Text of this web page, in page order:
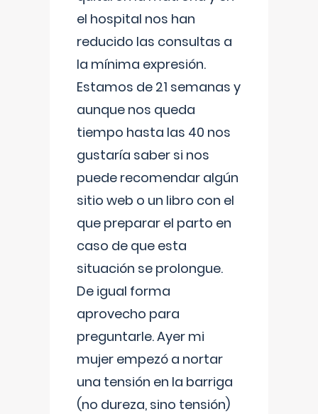
el hospital nos han
reducido las consultas a
la mínima expresión.
Estamos de 21 semanas y
aunque nos queda
tiempo hasta las 40 nos
gustaría saber si nos
puede recomendar algún
sitio web o un libro con el
que preparar el parto en
caso de que esta
situación se prolongue.
De igual forma
aprovecho para
preguntarle. Ayer mi
mujer empezó a nortar
una tensión en la barriga
(no dureza, sino tensión)